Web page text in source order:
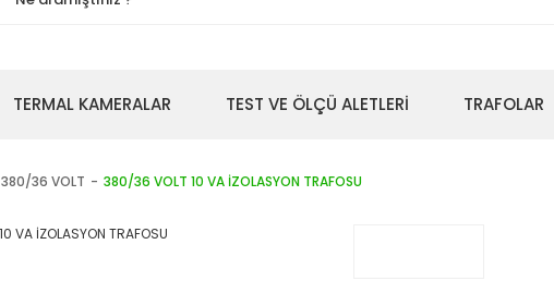
TERMAL KAMERALAR TEST VE ÖLÇÜ ALETLERİ TRAFOLAR
380/36 VOLT 380/36 VOLT 10 VA İZOLASYON TRAFOSU